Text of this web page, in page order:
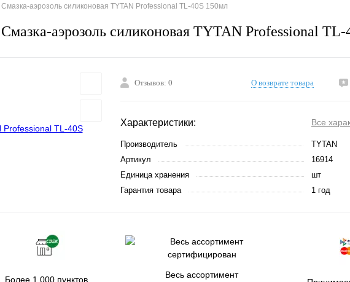
Смазка-аэрозоль силиконовая TYTAN Professional TL-40S 150мл
Смазка-аэрозоль силиконовая TYTAN Professional
Отзывов: 0 О возврате товара
Характеристики: Все
Производитель
TYTAN
Артикул
16914
Единица хранения
шт
Гарантия товара
1 год
Более 1 000 пунктов
Весь ассортимент